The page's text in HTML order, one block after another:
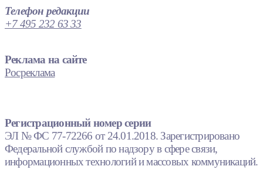
Телефон редакции
+7 495 232 63 33
Реклама на сайте
Росреклама
Регистрационный номер серии
ЭЛ № ФС 77-72266 от 24.01.2018. Зарегистрировано
Федеральной службой по надзору в сфере связи,
информационных технологий и массовых коммуникаций.